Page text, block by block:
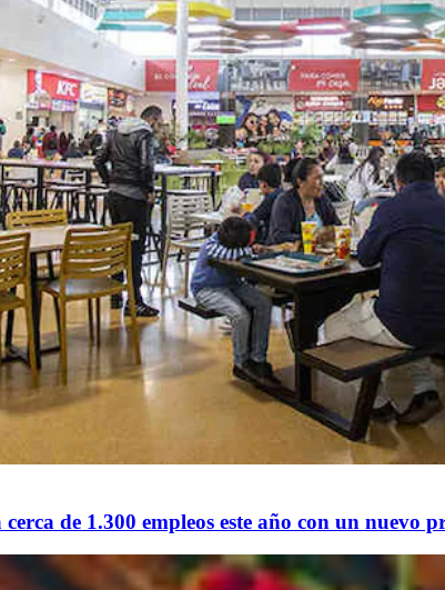
de 1.300 empleos este año con un nuevo